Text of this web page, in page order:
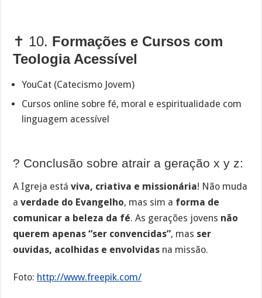
✝️ 10. Formações e Cursos com
Teologia Acessível
YouCat (Catecismo Jovem)
Cursos online sobre fé, moral e espiritualidade com
linguagem acessível
? Conclusão sobre atrair a geração x y z:
A Igreja estáviva, criativa e missionária! Não muda
averdade do Evangelho, mas sim a forma de
comunicar a beleza da fé. As gerações jovens não
querem apenas “ser convencidas”, mas ser
ouvidas, acolhidas e envolvidas na missão.
Foto: http://www.freepik.com/